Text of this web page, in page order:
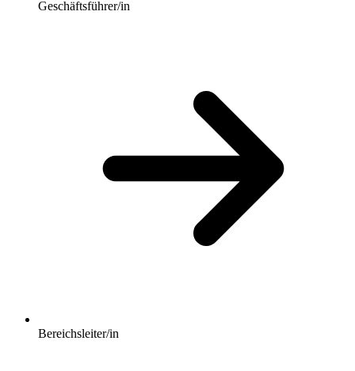
Geschäftsführer/in
Bereichsleiter/in